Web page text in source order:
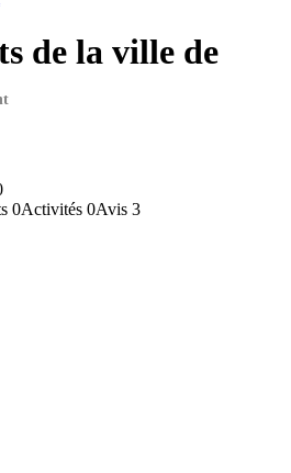
de la ville de
0Activités 0Avis 3